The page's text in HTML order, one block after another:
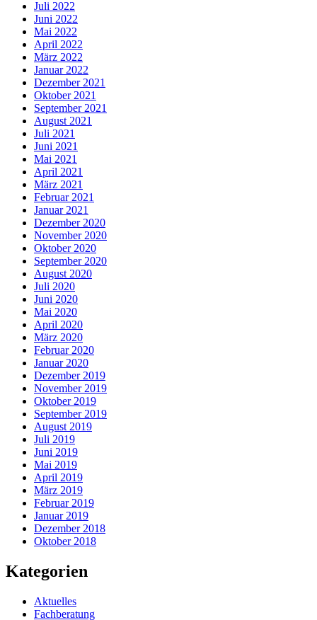
Juli 2022
Juni 2022
Mai 2022
April 2022
März 2022
Januar 2022
Dezember 2021
Oktober 2021
September 2021
August 2021
Juli 2021
Juni 2021
Mai 2021
April 2021
März 2021
Februar 2021
Januar 2021
Dezember 2020
November 2020
Oktober 2020
September 2020
August 2020
Juli 2020
Juni 2020
Mai 2020
April 2020
März 2020
Februar 2020
Januar 2020
Dezember 2019
November 2019
Oktober 2019
September 2019
August 2019
Juli 2019
Juni 2019
Mai 2019
April 2019
März 2019
Februar 2019
Januar 2019
Dezember 2018
Oktober 2018
Kategorien
Aktuelles
Fachberatung